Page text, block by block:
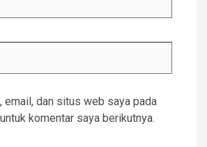
email, dan situs web saya pada
komentar saya berikutnya.